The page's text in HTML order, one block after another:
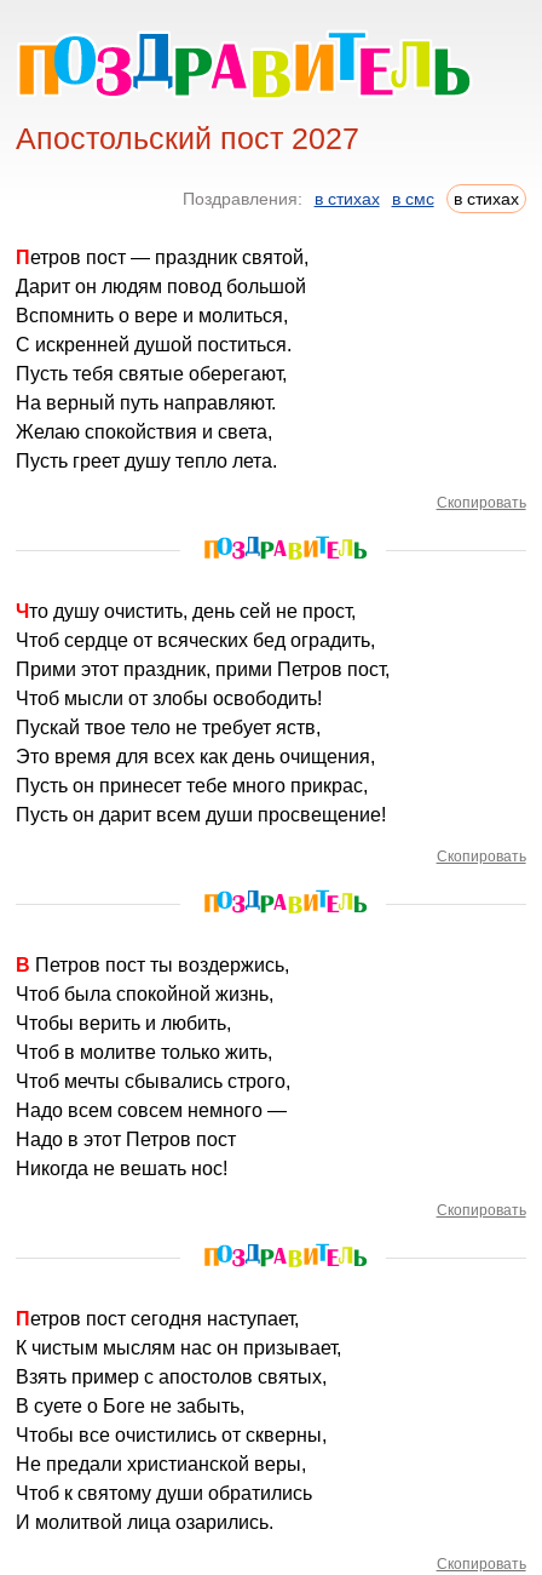
Апостольский пост 2027
Поздравления: в стихах в смс в стихах
Петров пост — праздник святой,
Дарит он людям повод большой
Вспомнить о вере и молиться,
С искренней душой поститься.
Пусть тебя святые оберегают,
На верный путь направляют.
Желаю спокойствия и света,
Пусть греет душу тепло лета.
Скопировать
Что душу очистить, день сей не прост,
Чтоб сердце от всяческих бед оградить,
Прими этот праздник, прими Петров пост,
Чтоб мысли от злобы освободить!
Пускай твое тело не требует яств,
Это время для всех как день очищения,
Пусть он принесет тебе много прикрас,
Пусть он дарит всем души просвещение!
Скопировать
В Петров пост ты воздержись,
Чтоб была спокойной жизнь,
Чтобы верить и любить,
Чтоб в молитве только жить,
Чтоб мечты сбывались строго,
Надо всем совсем немного —
Надо в этот Петров пост
Никогда не вешать нос!
Скопировать
Петров пост сегодня наступает,
К чистым мыслям нас он призывает,
Взять пример с апостолов святых,
В суете о Боге не забыть,
Чтобы все очистились от скверны,
Не предали христианской веры,
Чтоб к святому души обратились
И молитвой лица озарились.
Скопировать